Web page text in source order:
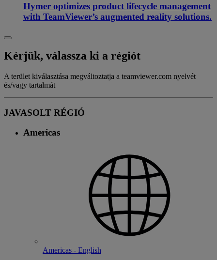
Hymer optimizes product lifecycle management
with TeamViewer’s augmented reality solutions.
Kérjük, válassza ki a régiót
A terület kiválasztása megváltoztatja a teamviewer.com nyelvét
és/vagy tartalmát
JAVASOLT RÉGIÓ
Americas
Americas - English